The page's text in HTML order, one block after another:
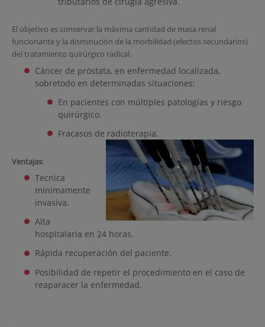
El objetivo es conservar la máxima cantidad de masa renal
funcionante y la disminución de la morbilidad (efectos secundarios)
del tratamiento quirúrgico radical.
Cáncer de próstata, en enfermedad localizada,
sobretodo en determinadas situaciones:
En pacientes con múltiples patologías y riesgo
quirúrgico.
Fracasos de radioterapia.
Ventajas:
Tecnica
minimamente
invasiva.
Alta
hospitalaria en 24 horas.
Rápida recuperación del paciente.
Posibilidad de repetir el procedimiento en el caso de
reaparacer la enfermedad.